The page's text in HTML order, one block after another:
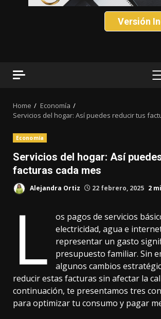
Versión
Home
Economía
Servicios del hogar: Así puedes reducir tus
Economía
Servicios del hogar: Así
facturas cada mes
Alejandra Ortiz 22 febrero, 2025 2
L
os pagos de servicios
electricidad, agua e
representar un gasto
presupuesto familiar. Sin
algunos cambios
reducir estas facturas sin afectar la
continuación, te presentamos tres
para optimizar tu consumo y pagar